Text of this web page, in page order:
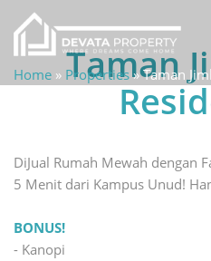
Home » Properties»Taman
Taman
DiJual Rumah Mewah dengan
5 Menit dari Kampus Unud!
BONUS!
- Kanopi